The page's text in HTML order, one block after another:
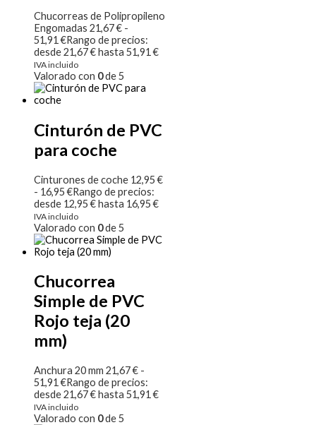
Chucorreas de Polipropileno
Engomadas 21,67€ -
51,91€Rango de precios:
desde 21,67 € hasta 51,91 €
IVA incluido
Valorado con 0de 5
Cinturón de PVC
para coche
Cinturones de coche 12,95€
- 16,95€Rango de precios:
desde 12,95 € hasta 16,95 €
IVA incluido
Valorado con 0de 5
Chucorrea
Simple de PVC
Rojo teja (20
mm)
Anchura 20 mm 21,67€ -
51,91€Rango de precios:
desde 21,67 € hasta 51,91 €
IVA incluido
Valorado con 0de 5